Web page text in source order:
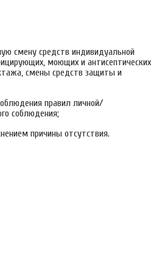
смену средств индивидуальной
моющих и антисептических
смены средств защиты и
правил личной/
соблюдения;
причины отсутствия.